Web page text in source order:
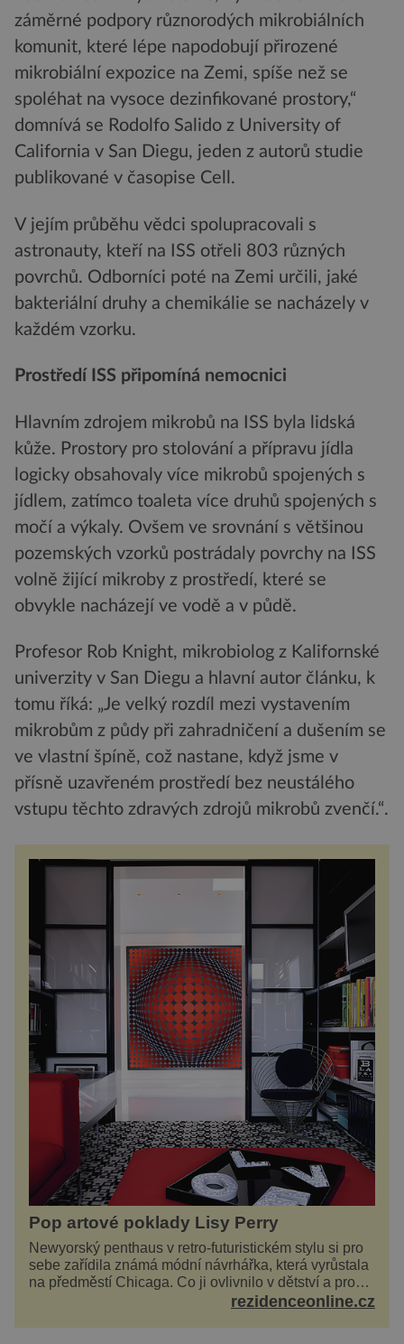
záměrné podpory různorodých mikrobiálních
komunit, které lépe napodobují přirozené
mikrobiální expozice na Zemi, spíše než se
spoléhat na vysoce dezinfikované prostory,“
domnívá se Rodolfo Salido z University of
California v San Diegu, jeden z autorů studie
publikované v časopise Cell.
V jejím průběhu vědci spolupracovali s
astronauty, kteří na ISS otřeli 803 různých
povrchů. Odborníci poté na Zemi určili, jaké
bakteriální druhy a chemikálie se nacházely v
každém vzorku.
Prostředí ISS připomíná nemocnici
Hlavním zdrojem mikrobů na ISS byla lidská
kůže. Prostory pro stolování a přípravu jídla
logicky obsahovaly více mikrobů spojených s
jídlem, zatímco toaleta více druhů spojených s
močí a výkaly. Ovšem ve srovnání s většinou
pozemských vzorků postrádaly povrchy na ISS
volně žijící mikroby z prostředí, které se
obvykle nacházejí ve vodě a v půdě.
Profesor Rob Knight, mikrobiolog z Kalifornské
univerzity v San Diegu a hlavní autor článku, k
tomu říká: „Je velký rozdíl mezi vystavením
mikrobům z půdy při zahradničení a dušením se
ve vlastní špíně, což nastane, když jsme v
přísně uzavřeném prostředí bez neustálého
vstupu těchto zdravých zdrojů mikrobů zvenčí.“.
Pop artové poklady Lisy Perry
Newyorský penthaus v retro-futuristickém stylu si pro
sebe zařídila známá módní návrhářka, která vyrůstala
na předměstí Chicaga. Co ji ovlivnilo v dětství a proč
vypadá její domov právě takto? Interié...rezidenceonline.cz